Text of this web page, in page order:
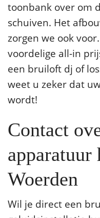
toonbank over om
schuiven. Het
zorgen we ook
voordelige all-in
een bruiloft dj of
weet u zeker dat
wordt!
Contact
apparatuur
Woerden
Wil je direct een